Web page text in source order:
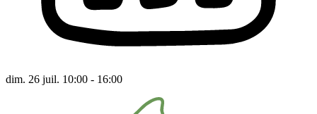
dim. 26 juil. 10:00 - 16:00